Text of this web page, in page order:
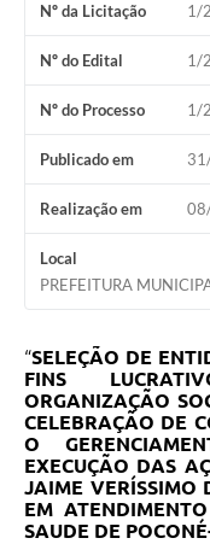
Nº da Licitação 1/
Nº do Edital 1/
Nº do Processo 1/
Publicado em
Realização em
Local
PREFEITURA
“SELEÇÃO DE
FINS
ORGANIZAÇÃO
CELEBRAÇÃO DE
O
EXECUÇÃO DAS
JAIME VERÍSSIMO
EM
SAUDE DE